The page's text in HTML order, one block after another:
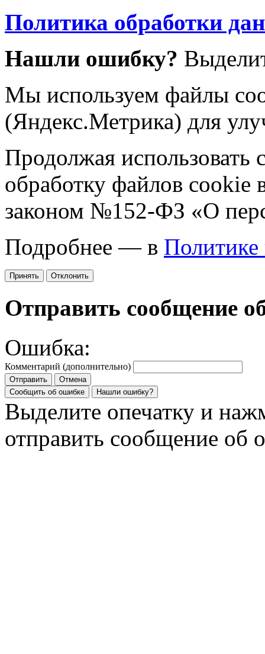
Политика обработки
Нашли ошибку?
Мы используем файлы
(Яндекс.Метрика) для
Продолжая использовать
обработку файлов cookie
законом №152-ФЗ «О
Подробнее — в Политике
Принять Отклонить
Отправить сообщение
Ошибка:
Комментарий (дополнительно)
Отправить
Отмена
Сообщить об ошибке
Нашли ошибку?
Выделите опечатку и
отправить сообщение об